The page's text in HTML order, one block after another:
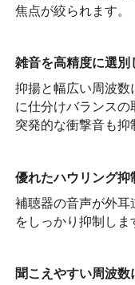
焦点が絞られます。
雑音を高精度に選別
抑揚と幅広い周波
に仕分けバランスの
突発的な衝撃音も抑
優れたハウリング抑
補聴器の音声が外
をしっかり抑制しま
聞こえやすい周波数